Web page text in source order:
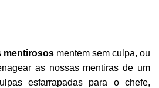
mentirosos mentem sem culpa, ou
as nossas mentiras de um
esfarrapadas para o chefe,